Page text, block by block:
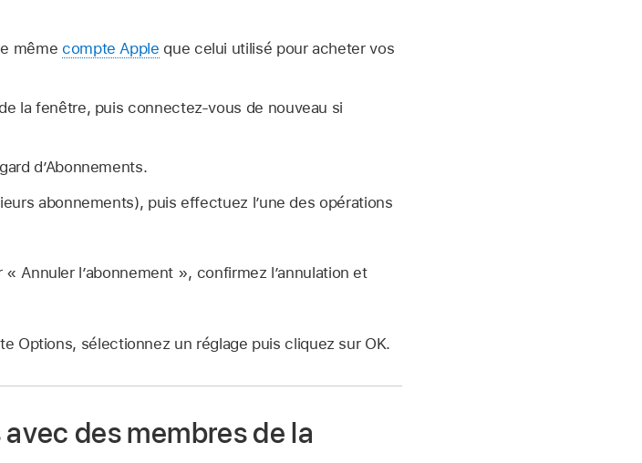
même compte Apple que celui utilisé pour acheter vos
la fenêtre, puis connectez-vous de nouveau si
dʼAbonnements.
abonnements), puis effectuez l’une des opérations
Annuler l’abonnement », confirmez l’annulation et
Options, sélectionnez un réglage puis cliquez sur OK.
des membres de la